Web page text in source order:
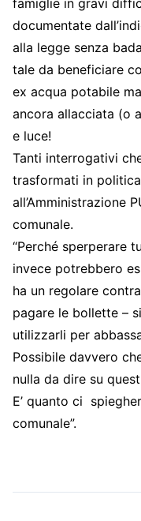
documentate
alla legge senza
tale da beneficiare
ex acqua potabile
ancora allacciata (o
e luce!
Tanti interrogativi
trasformati in
all’Amministrazione
comunale.
“Perché sperperare
invece potrebbero
ha un regolare
pagare le bollette –
utilizzarli per
Possibile davvero
nulla da dire su
E’ quanto ci
comunale”.